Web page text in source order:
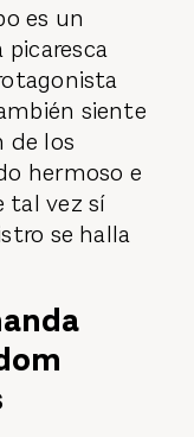
es un
siente
de los
hermoso e
tal vez sí
se halla